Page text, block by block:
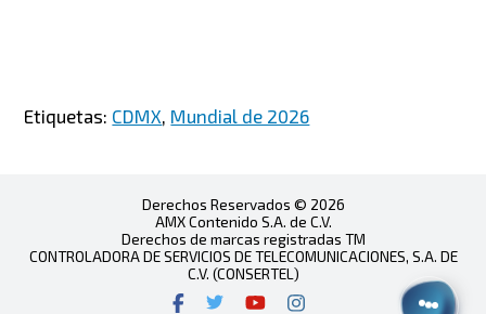
Etiquetas: CDMX Mundial de 2026
Derechos Reservados © 2026
AMX Contenido S.A. de C.V.
Derechos de marcas registradas TM
CONTROLADORA DE SERVICIOS DE TELECOMUNICACIONES, S.A. DE
C.V. (CONSERTEL)